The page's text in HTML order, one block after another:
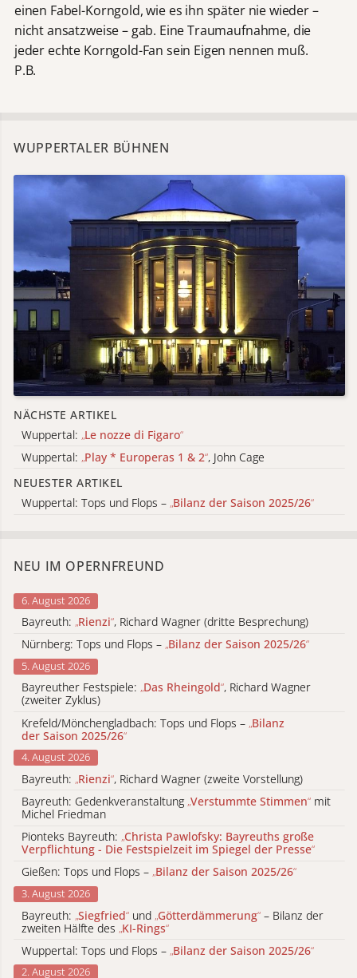
einen Fabel-Korngold, wie es ihn später nie wieder –
nicht ansatzweise – gab. Eine Traumaufnahme, die
jeder echte Korngold-Fan sein Eigen nennen muß.
P.B.
WUPPERTALER BÜHNEN
NÄCHSTE ARTIKEL
Wuppertal: „Le nozze di Figaro“
Wuppertal: „Play * Europeras 1 & 2“, John Cage
NEUESTER ARTIKEL
Wuppertal: Tops und Flops – „Bilanz der Saison 2025/26“
NEU IM OPERNFREUND
6. August 2026
Bayreuth: „Rienzi“, Richard Wagner (dritte Besprechung)
Nürnberg: Tops und Flops – „Bilanz der Saison 2025/26“
5. August 2026
Bayreuther Festspiele: „Das Rheingold“, Richard Wagner
(zweiter Zyklus)
Krefeld/Mönchengladbach: Tops und Flops – „Bilanz
der Saison 2025/26“
4. August 2026
Bayreuth: „Rienzi“, Richard Wagner (zweite Vorstellung)
Bayreuth: Gedenkveranstaltung „Verstummte Stimmen“ mit
Michel Friedman
Pionteks Bayreuth: „Christa Pawlofsky: Bayreuths große
Verpflichtung - Die Festspielzeit im Spiegel der Presse“
Gießen: Tops und Flops – „Bilanz der Saison 2025/26“
3. August 2026
Bayreuth: „Siegfried“ und „Götterdämmerung“ – Bilanz der
zweiten Hälfte des „KI-Rings“
Wuppertal: Tops und Flops – „Bilanz der Saison 2025/26“
2. August 2026